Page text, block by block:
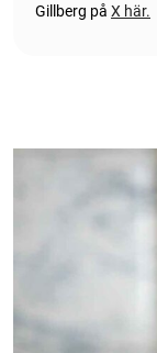
Gillberg på X här.